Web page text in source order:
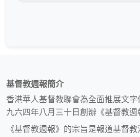
基督教週報簡介
香港華人基督教聯會為全面推展文
九六四年八月三十日創辦《基督教週
《基督教週報》的宗旨是報道基督